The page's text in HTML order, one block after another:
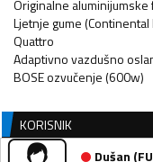
Originalne aluminijumske
Ljetnje gume (Continental
Quattro
Adaptivno vazdušno
BOSE ozvučenje (600w)
KORISNIK
Dušan (